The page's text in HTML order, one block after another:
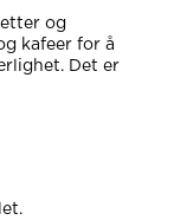
og
kafeer for å
Det er